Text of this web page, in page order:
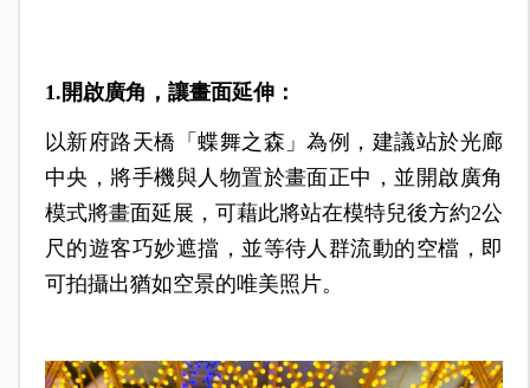
1.開啟廣角，讓畫面延伸：
以新府路天橋「蝶舞之森」為例，建議站於光廊
中央，將手機與人物置於畫面正中，並開啟廣角
模式將畫面延展，可藉此將站在模特兒後方約2公
尺的遊客巧妙遮擋，並等待人群流動的空檔，即
可拍攝出猶如空景的唯美照片。